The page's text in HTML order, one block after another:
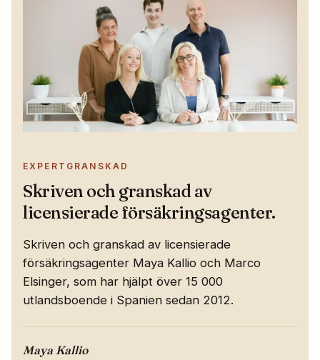
EXPERTGRANSKAD
Skriven och granskad av
licensierade försäkringsagenter.
Skriven och granskad av licensierade
försäkringsagenter Maya Kallio och Marco
Elsinger, som har hjälpt över 15 000
utlandsboende i Spanien sedan 2012.
Maya Kallio